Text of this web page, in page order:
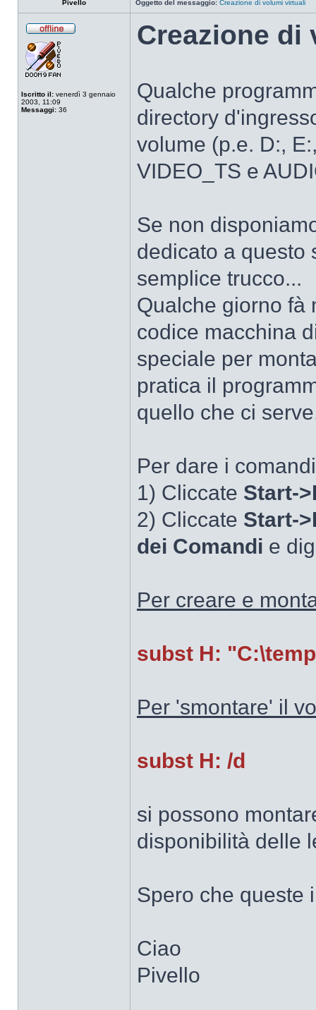
Pivello Oggetto del messaggio: Creazione di volumi virtuali
Iscritto il: venerdì 3 gennaio
2003, 11:09
Messaggi: 36
Creazione
Qualche
directory
volume (p.e. D:,
VIDEO_TS e
Se non
dedicato a questo
semplice trucco...
Qualche giorno fà
codice macchina
speciale per
pratica il
quello che ci
Per dare i
1) Cliccate Start-
2) Cliccate Start-
dei Comandi e
Per creare e
subst H:
Per 'smontare' il
subst H: /d
si possono
disponibilità delle
Spero che queste
Ciao
Pivello